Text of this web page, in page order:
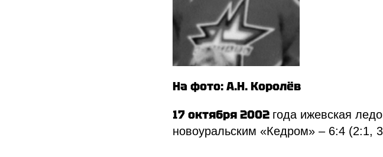
На фото: А.Н. Королёв
17 октября 2002 года ижевская
новоуральским «Кедром» – 6:4 (2:1,